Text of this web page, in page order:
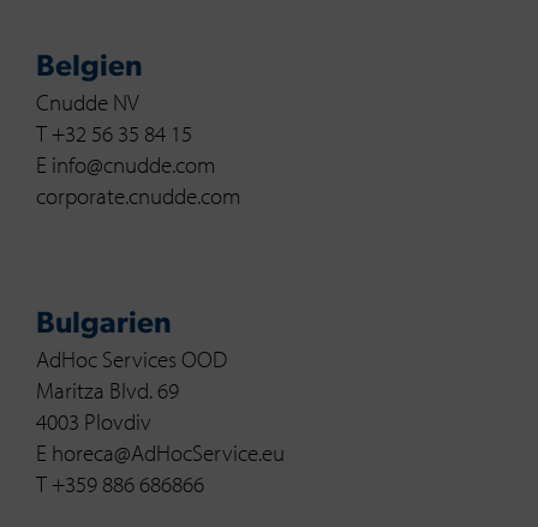
Belgien
Cnudde NV
T +32 56 35 84 15
E info@cnudde.com
corporate.cnudde.com
Bulgarien
AdHoc Services OOD
Maritza Blvd. 69
4003 Plovdiv
E horeca@AdHocService.eu
T +359 886 686866